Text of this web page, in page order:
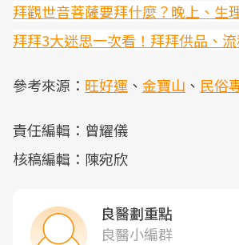
拜觀世音菩薩要拜什麼？晚上、生
拜拜3大迷思一次看！拜拜供品、
參考來源： 旺好運 、 金寶山 、 民俗
責任編輯：曾耀儀
核稿編輯：陳宛欣
良醫劃重點
良醫小編群